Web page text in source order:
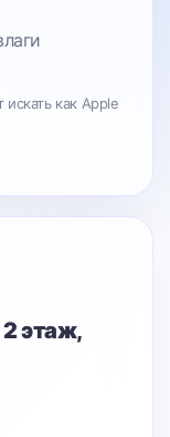
как Apple
2 этаж,